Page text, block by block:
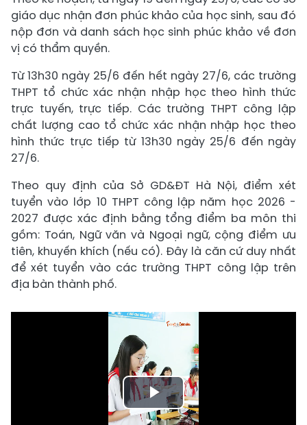
giáo dục nhận đơn phúc khảo của học sinh, sau đó
nộp đơn và danh sách học sinh phúc khảo về đơn
vị có thẩm quyền.
Từ 13h30 ngày 25/6 đến hết ngày 27/6, các trường
THPT tổ chức xác nhận nhập học theo hình thức
trực tuyến, trực tiếp. Các trường THPT công lập
chất lượng cao tổ chức xác nhận nhập học theo
hình thức trực tiếp từ 13h30 ngày 25/6 đến ngày
27/6.
Theo quy định của Sở GD&ĐT Hà Nội, điểm xét
tuyển vào lớp 10 THPT công lập năm học 2026 -
2027 được xác định bằng tổng điểm ba môn thi
gồm: Toán, Ngữ văn và Ngoại ngữ, cộng điểm ưu
tiên, khuyến khích (nếu có). Đây là căn cứ duy nhất
để xét tuyển vào các trường THPT công lập trên
địa bàn thành phố.
Play